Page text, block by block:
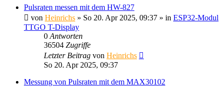
Pulsraten messen mit dem HW-827
von Heinrichs » So 20. Apr 2025, 09:37 » in ESP32-Modul
TTGO T-Display
0 Antworten
36504 Zugriffe
Letzter Beitrag von Heinrichs
So 20. Apr 2025, 09:37
Messung von Pulsraten mit dem MAX30102